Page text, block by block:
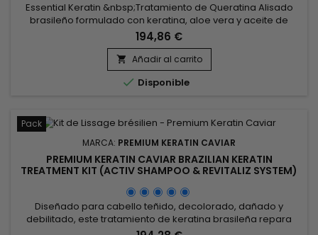
Essential Keratin &nbsp;Tratamiento de Queratina Alisado
brasileño formulado con keratina, aloe vera y aceite de
macadamia para reparar el cabello hasta la corteza y
alisarlo por un período de 3 a 5 meses. ¡Facilita el peinado y
reduce el tiempo de secado, detiene la caída del cabello y
hace desaparecer las puntas abiertas para un cabello
flexible,...
194,86 €
 Añadir al carrito
 Disponible
Pack
MARCA: PREMIUM KERATIN CAVIAR
PREMIUM KERATIN CAVIAR BRAZILIAN KERATIN
TREATMENT KIT (ACTIV SHAMPOO & REVITALIZ SYSTEM)
Diseñado para cabello teñido, decolorado, dañado y
debilitado, este tratamiento de keratina brasileña repara
profundamente, hidrata intensamente y alisa. Enriquecido